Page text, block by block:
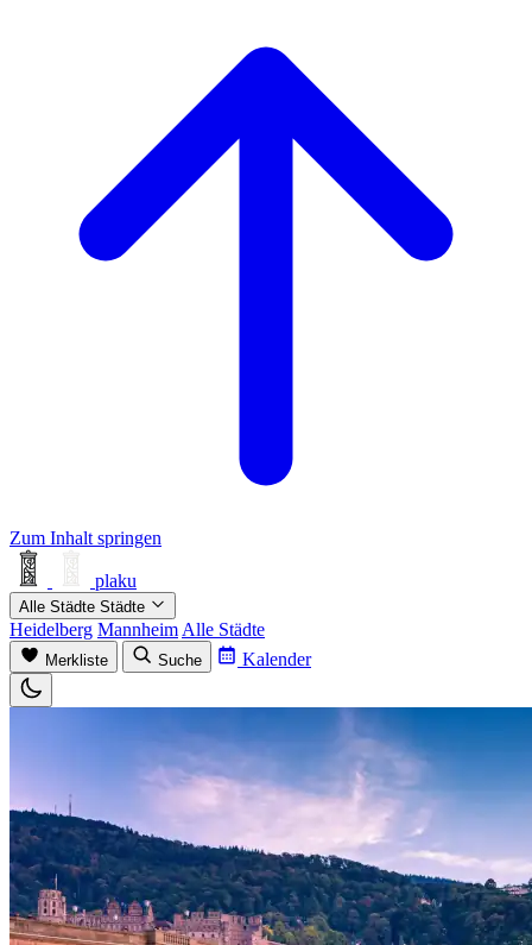
Zum Inhalt springen
plaku
Alle Städte Städte
Heidelberg Mannheim Alle Städte
Merkliste Suche Kalender